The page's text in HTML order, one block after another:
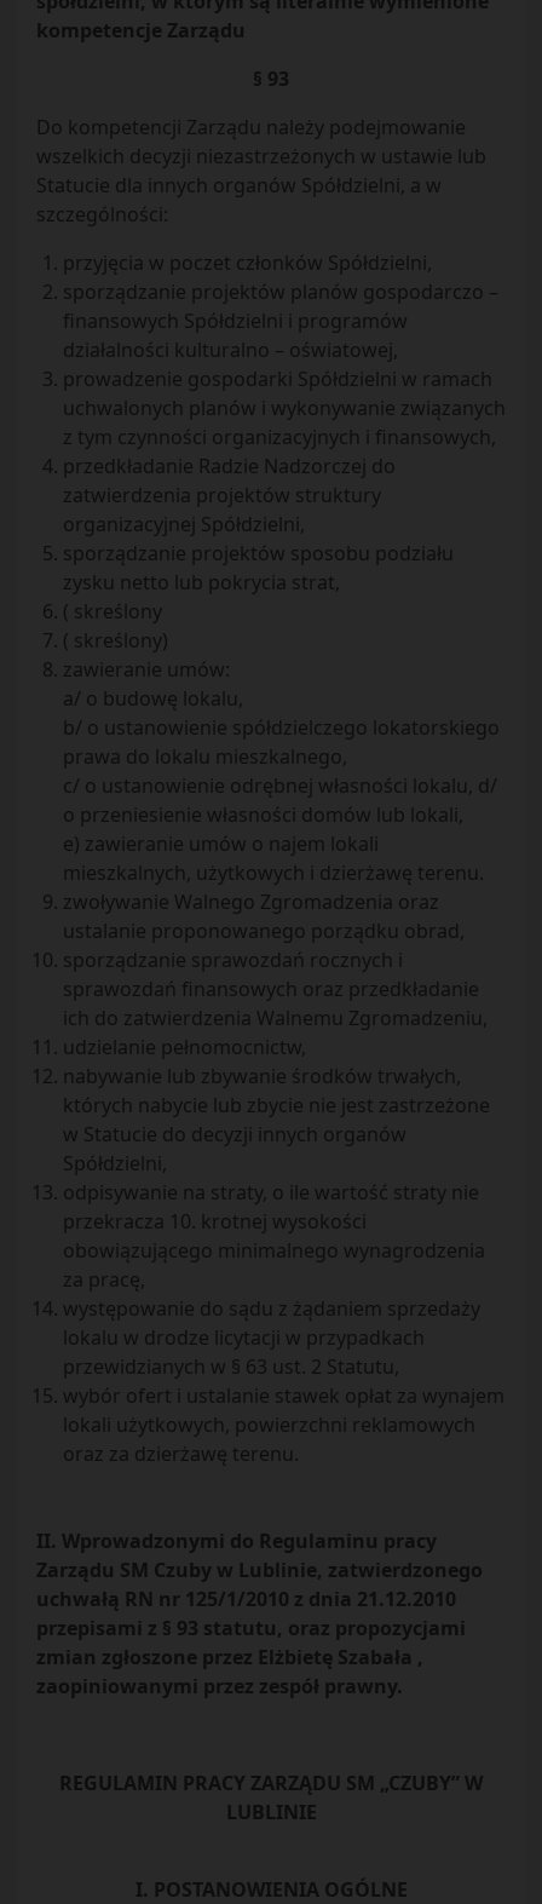
kompetencje Zarządu
§ 93
Do kompetencji Zarządu należy podejmowanie
wszelkich decyzji niezastrzeżonych w ustawie lub
Statucie dla innych organów Spółdzielni, a w
szczególności:
przyjęcia w poczet członków Spółdzielni,
sporządzanie projektów planów gospodarczo –
finansowych Spółdzielni i programów
działalności kulturalno – oświatowej,
prowadzenie gospodarki Spółdzielni w ramach
uchwalonych planów i wykonywanie związanych
z tym czynności organizacyjnych i finansowych,
przedkładanie Radzie Nadzorczej do
zatwierdzenia projektów struktury
organizacyjnej Spółdzielni,
sporządzanie projektów sposobu podziału
zysku netto lub pokrycia strat,
( skreślony
( skreślony)
zawieranie umów:
a/ o budowę lokalu,
b/ o ustanowienie spółdzielczego lokatorskiego
prawa do lokalu mieszkalnego,
c/ o ustanowienie odrębnej własności lokalu, d/
o przeniesienie własności domów lub lokali,
e) zawieranie umów o najem lokali
mieszkalnych, użytkowych i dzierżawę terenu.
zwoływanie Walnego Zgromadzenia oraz
ustalanie proponowanego porządku obrad,
sporządzanie sprawozdań rocznych i
sprawozdań finansowych oraz przedkładanie
ich do zatwierdzenia Walnemu Zgromadzeniu,
udzielanie pełnomocnictw,
nabywanie lub zbywanie środków trwałych,
których nabycie lub zbycie nie jest zastrzeżone
w Statucie do decyzji innych organów
Spółdzielni,
odpisywanie na straty, o ile wartość straty nie
przekracza 10. krotnej wysokości
obowiązującego minimalnego wynagrodzenia
za pracę,
występowanie do sądu z żądaniem sprzedaży
lokalu w drodze licytacji w przypadkach
przewidzianych w § 63 ust. 2 Statutu,
wybór ofert i ustalanie stawek opłat za wynajem
lokali użytkowych, powierzchni reklamowych
oraz za dzierżawę terenu.
II. Wprowadzonymi do Regulaminu pracy
Zarządu SM Czuby w Lublinie, zatwierdzonego
uchwałą RN nr 125/1/2010 z dnia 21.12.2010
przepisami z § 93 statutu, oraz propozycjami
zmian zgłoszone przez Elżbietę Szabała ,
zaopiniowanymi przez zespół prawny.
REGULAMIN PRACY ZARZĄDU SM „CZUBY” W
LUBLINIE
I. POSTANOWIENIA OGÓLNE